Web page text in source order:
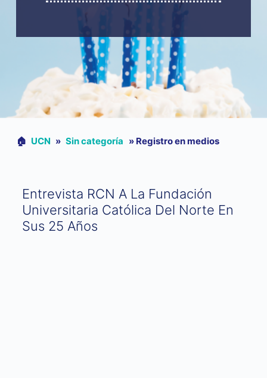
🏠︎ UCN » Sin categoría » Registro en medios
Entrevista RCN A La Fundación
Universitaria Católica Del Norte En
Sus 25 Años